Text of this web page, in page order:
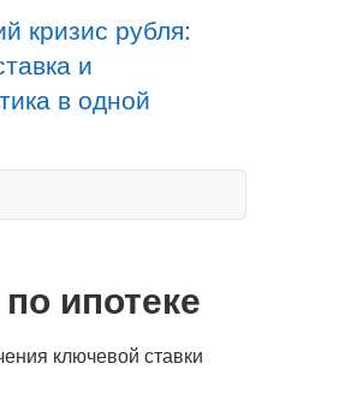
кризис рубля:
и
в одной
ипотеке
ключевой ставки